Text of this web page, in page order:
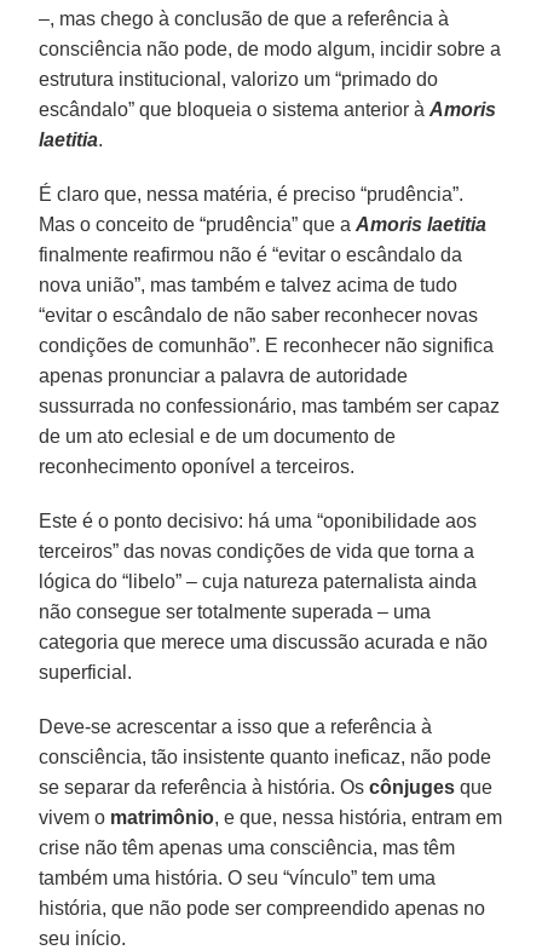
–, mas chego à conclusão de que a referência à
consciência não pode, de modo algum, incidir sobre a
estrutura institucional, valorizo um “primado do
escândalo” que bloqueia o sistema anterior àAmoris
laetitia.
É claro que, nessa matéria, é preciso “prudência”.
Mas o conceito de “prudência” que aAmoris laetitia
finalmente reafirmou não é “evitar o escândalo da
nova união”, mas também e talvez acima de tudo
“evitar o escândalo de não saber reconhecer novas
condições de comunhão”. E reconhecer não significa
apenas pronunciar a palavra de autoridade
sussurrada no confessionário, mas também ser capaz
de um ato eclesial e de um documento de
reconhecimento oponível a terceiros.
Este é o ponto decisivo: há uma “oponibilidade aos
terceiros” das novas condições de vida que torna a
lógica do “libelo” – cuja natureza paternalista ainda
não consegue ser totalmente superada – uma
categoria que merece uma discussão acurada e não
superficial.
Deve-se acrescentar a isso que a referência à
consciência, tão insistente quanto ineficaz, não pode
se separar da referência à história. Oscônjuges que
vivem o matrimônio, e que, nessa história, entram em
crise não têm apenas uma consciência, mas têm
também uma história. O seu “vínculo” tem uma
história, que não pode ser compreendido apenas no
seu início.